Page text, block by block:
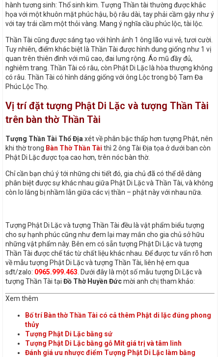
hành tương sinh: Thổ sinh kim. Tượng Thần tài thường được khắc
họa với một khuôn mặt phúc hậu, bộ râu dài, tay phải cầm gậy như ý
với tay trái cầm một thỏi vàng. Mang ý nghĩa cầu phúc lộc, tài lộc.
Thần Tài cũng được sáng tạo với hình ảnh 1 ông lão vui vẻ, tươi cười.
Tuy nhiên, điểm khác biệt là Thần Tài được hình dung giống như 1 vị
quan trên thiên đình với mũ cao, đai lưng rộng. Áo mũ đầy đủ,
nghiêm trang. Thần Tài có râu, còn Phật Di Lặc là hòa thượng không
có râu. Thần Tài có hình dáng giống với ông Lộc trong bộ Tam Đa
Phúc Lộc Thọ.
Vị trí đặt tượng Phật Di Lặc và tượng Thần Tài
trên bàn thờ Thần Tài
Tượng Thần Tài Thổ Địa xét về phân bậc thấp hơn tượng Phật, nên
khi thờ trong Bàn Thờ Thần Tài thì 2 ông Tài Địa tọa ở dưới ban còn
Phật Di Lặc được tọa cao hơn, trên nóc bàn thờ.
Chỉ cần bạn chú ý tới những chi tiết đó, gia chủ đã có thể dễ dàng
phân biệt được sự khác nhau giữa Phật Di Lặc và Thần Tài, và không
còn lo lắng bị nhầm lẫn giữa các vị thần – phật này với nhau nữa.
Tượng Phật Di Lặc và tượng Thần Tài đều là vật phẩm biểu tượng
cho sự hạnh phúc cũng như đem lại may mắn cho gia chủ sở hữu
những vật phẩm này. Bên em có sẵn tượng Phật Di Lặc và tượng
Thần Tài được chế tác từ chất liệu khác nhau. Để được tư vấn rõ hơn
về mẫu tượng Phật Di Lặc và tượng Thần Tài, liên hệ em qua
sđt/zalo: 0965.999.463 Dưới đây là một số mẫu tượng Di Lặc và
tượng Thần Tài tại Đồ Thờ Huyền Đứcmời anh chị tham khảo:
Xem thêm
Bố trí Bàn thờ Thần Tài có cả thêm Phật di lặc đúng phong
thủy
Tượng Phật Di Lặc bằng sứ
Tượng Phật Di Lặc bằng gỗ Mít giá trị và tâm linh
Đánh giá ưu nhược điểm Tượng Phật Di Lặc làm bằng